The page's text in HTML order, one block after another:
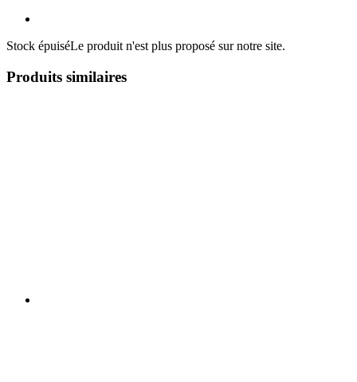
Stock épuiséLe produit n'est plus proposé sur notre site.
Produits similaires